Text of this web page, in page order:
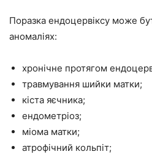
Поразка ендоцервіксу може
аномаліях:
хронічне протягом
травмування шийки матки;
кіста яєчника;
ендометріоз;
міома матки;
атрофічний кольпіт;